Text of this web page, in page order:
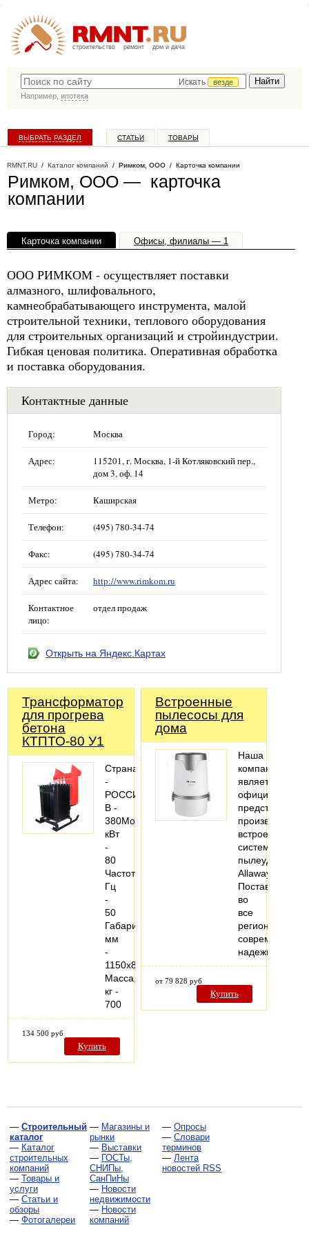
строительство ремонт дом и дача
Искать
везде
Например, ипотека
ВЫБРАТЬ РАЗДЕЛ СТАТЬИ ТОВАРЫ
RMNT.RU / Каталог компаний / Римком, ООО / Карточка компании
Римком, ООО — карточка
компании
Карточка компании Офисы, филиалы — 1
ООО РИМКОМ - осуществляет поставки
алмазного, шлифовального,
камнеобрабатывающего инструмента, малой
строительной техники, теплового оборудования
для строительных организаций и стройиндустрии.
Гибкая ценовая политика. Оперативная обработка
и поставка оборудования.
Контактные данные
Город: Москва
Адрес:
115201, г. Москва, 1-й Котляковский пер.,
дом 3, оф. 14
Метро: Каширская
Телефон: (495) 780-34-74
Факс: (495) 780-34-74
Адрес сайта: http://www.rimkom.ru
Контактное
лицо:
отдел продаж
Открыть на Яндекс.Картах
Трансформатор
для прогрева
бетона
КТПТО-80 У1
Страна
-
РОССИЯНапряжение,
В -
380Мощность,
кВт
-
80
Частота,
Гц
-
50
Габариты,
мм
-
1150х820х1300
Масса,
кг -
700
134 500 руб
Купить
Встроенные
пылесосы для
дома
Наша
компания
является
официальным
производителя
встроенных
систем
пылеудаления
Allaway.
Поставляем
во
все
регионы
современные,
надежные…
от 79 828 руб
Купить
— Строительный
каталог
— Каталог
строительных
компаний
— Товары и
услуги
— Статьи и
обзоры
— Фотогалереи
— Магазины и
рынки
— Выставки
— ГОСТы,
СНИПы,
СанПиНы
— Новости
недвижимости
— Новости
компаний
— Опросы
— Словари
терминов
— Лента
новостей RSS